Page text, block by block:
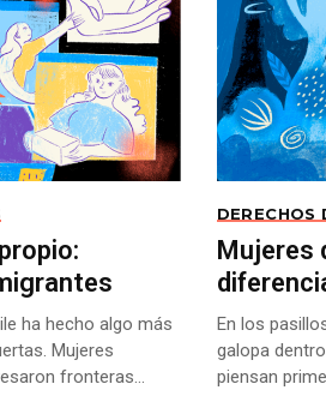
ha hecho algo más
Mujeres
fronteras
DERECHOS
Mujeres
En los
galopa
piensan